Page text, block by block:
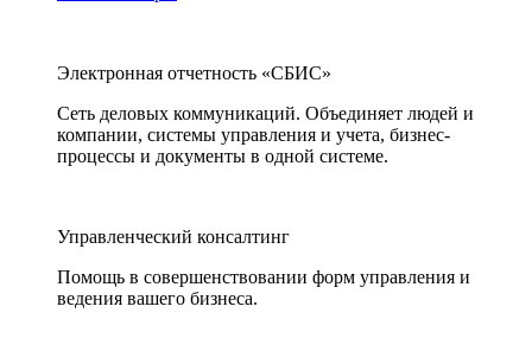
Электронная отчетность «СБИС»
Сеть деловых коммуникаций. Объединяет людей и
компании, системы управления и учета, бизнес-
процессы и документы в одной системе.
Управленческий консалтинг
Помощь в совершенствовании форм управления и
ведения вашего бизнеса.